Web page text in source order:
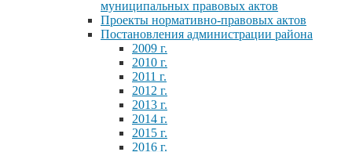
муниципальных правовых актов
Проекты нормативно-правовых актов
Постановления администрации района
2009 г.
2010 г.
2011 г.
2012 г.
2013 г.
2014 г.
2015 г.
2016 г.